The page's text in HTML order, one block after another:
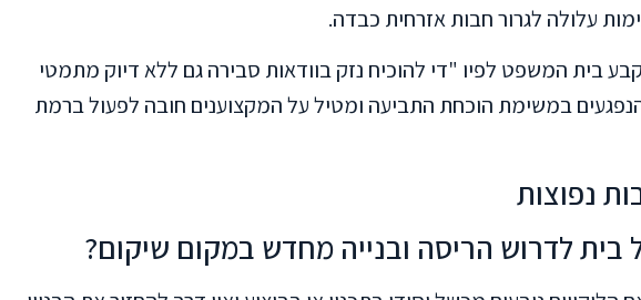
עלולה לגרור חבות אזרחית כבדה.
בית המשפט לפיו "די להוכיח נזק בוודאות סבירה גם ללא דיוק מתמטי
במשימת הוכחת התביעה ומטיל על המקצוענים חובה לפעול ברמת
נפוצות
בית לדרוש הריסה ובנייה מחדש במקום שיקום?